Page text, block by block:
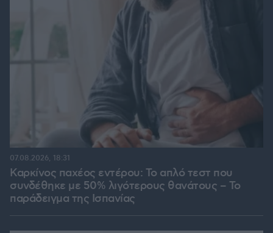
Καρκίνος παχέος εντέρου: Το απλό τεστ που
συνδέθηκε με 50% λιγότερους θανάτους – Το
παράδειγμα της Ισπανίας
07.08.2026, 18:31